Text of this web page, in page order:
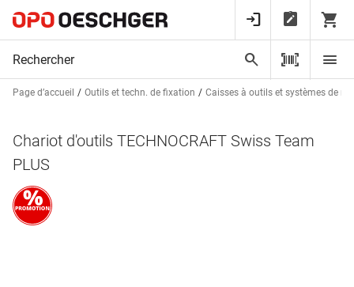
Page d’accueil Outils et techn. de fixation Caisses à outils et systèmes de
Chariot d'outils TECHNOCRAFT Swiss Team
PLUS